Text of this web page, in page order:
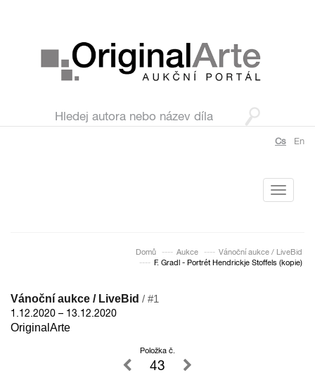
Cs En
Toggle
Domů Aukce
Vánoční aukce / LiveBid
F. Gradl - Portrét Hendrickje Stoffels (kopie)
Vánoční aukce / LiveBid / #1
1.12.2020 – 13.12.2020
OriginalArte
Položka č.
43